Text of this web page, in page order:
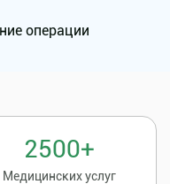
операции
2500+
Медицинских услуг